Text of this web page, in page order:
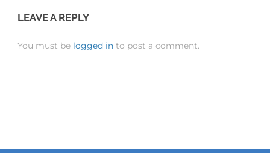
LEAVE A REPLY
You must be logged in to post a comment.